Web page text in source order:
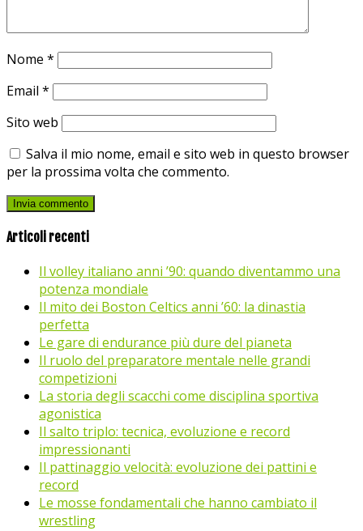
Nome *
Email *
Sito web
Salva il mio nome, email e sito web in questo browser
per la prossima volta che commento.
Articoli recenti
Il volley italiano anni ’90: quando diventammo una
potenza mondiale
Il mito dei Boston Celtics anni ’60: la dinastia
perfetta
Le gare di endurance più dure del pianeta
Il ruolo del preparatore mentale nelle grandi
competizioni
La storia degli scacchi come disciplina sportiva
agonistica
Il salto triplo: tecnica, evoluzione e record
impressionanti
Il pattinaggio velocità: evoluzione dei pattini e
record
Le mosse fondamentali che hanno cambiato il
wrestling